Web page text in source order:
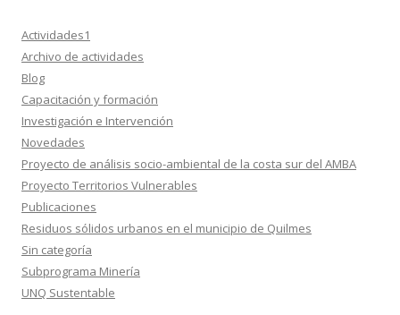
Actividades1
Archivo de actividades
Blog
Capacitación y formación
Investigación e Intervención
Novedades
Proyecto de análisis socio-ambiental de la costa sur del AMBA
Proyecto Territorios Vulnerables
Publicaciones
Residuos sólidos urbanos en el municipio de Quilmes
Sin categoría
Subprograma Minería
UNQ Sustentable